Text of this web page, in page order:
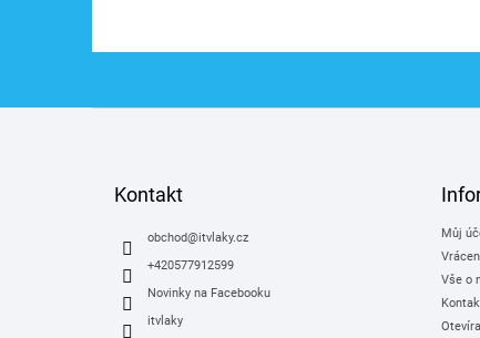
Kontakt
obchod@itvlaky.cz
+420577912599
Novinky na Facebooku
itvlaky
Můj
Vše o